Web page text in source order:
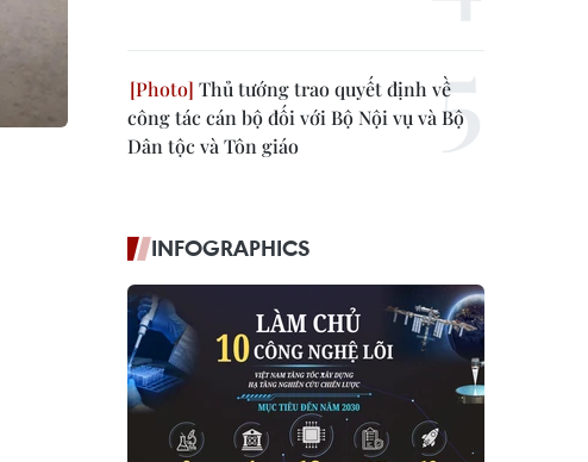
Thủ tướng trao quyết định về
công tác cán bộ đối với Bộ Nội vụ và Bộ
Dân tộc và Tôn giáo
INFOGRAPHICS